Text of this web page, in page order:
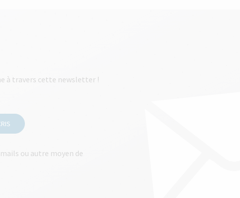
à travers cette newsletter !
ou autre moyen de